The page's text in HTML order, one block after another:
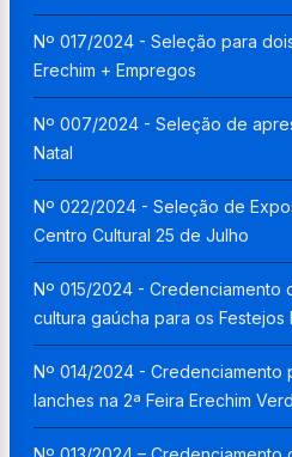
Nº 017/2024 - Seleção para
Erechim + Empregos
Nº 007/2024 - Seleção de
Natal
Nº 022/2024 - Seleção de
Centro Cultural 25 de Julho
Nº 015/2024 - Credenciamento
cultura gaúcha para os Festejos
Nº 014/2024 -
lanches na 2ª Feira Erechim